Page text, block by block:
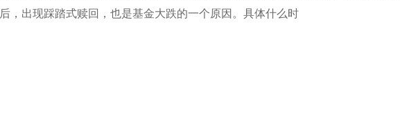
后，出现踩踏式赎回，也是基金大跌的一个原因。具体什么时